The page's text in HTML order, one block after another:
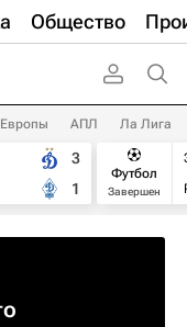
Общество
АПЛ Ла Лига
3
1
Футбол
Завершен